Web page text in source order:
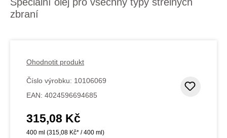
zbraní
Ohodnotit produkt
Číslo výrobku: 10106069
EAN: 4024596694685
Běžná cena:
315,08 Kč
400 ml (315,08 Kč* / 400 ml)